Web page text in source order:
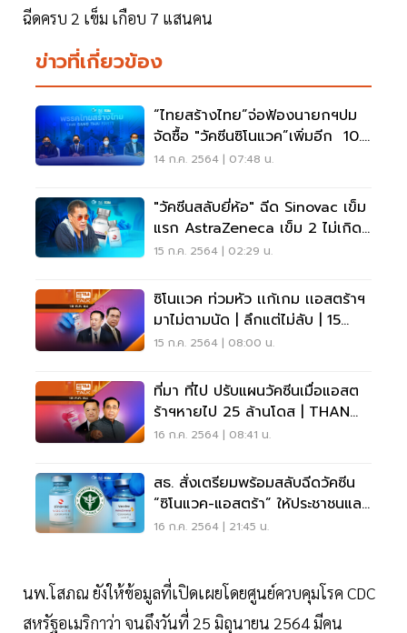
ฉีดครบ 2 เข็ม เกือบ 7 แสนคน
ข่าวที่เกี่ยวข้อง
“ไทยสร้างไทย”จ่อฟ้องนายกฯปม
จัดซื้อ "วัคซีนซิโนแวค”เพิ่มอีก 10.9
ล้านโดส
14 ก.ค. 2564 | 07:48 น.
"วัคซีนสลับยี่ห้อ" ฉีด Sinovac เข็ม
แรก AstraZeneca เข็ม 2 ไม่เกิด
ประโยชน์
15 ก.ค. 2564 | 02:29 น.
ซิโนเเวค ท่วมหัว เเก้เกม เเอสตร้าฯ
มาไม่ตามนัด | ลึกแต่ไม่ลับ | 15
ก.ค.64
15 ก.ค. 2564 | 08:00 น.
ที่มา ที่ไป ปรับแผนวัคซีนเมื่อแอสต
ร้าฯหายไป 25 ล้านโดส | THAN
TALK | 16 ก.ค.64
16 ก.ค. 2564 | 08:41 น.
สธ. สั่งเตรียมพร้อมสลับฉีดวัคซีน
“ซิโนแวค-แอสตร้า” ให้ประชาชนและ
ด่านหน้า
16 ก.ค. 2564 | 21:45 น.
นพ.โสภณ ยังให้ข้อมูลที่เปิดเผยโดยศูนย์ควบคุมโรค CDC
สหรัฐอเมริกาว่า จนถึงวันที่ 25 มิถุนายน 2564 มีคน